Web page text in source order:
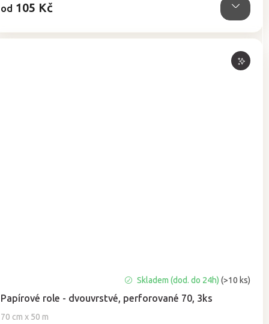
od 105 Kč
Papírové role - dvouvrstvé, perforované 70, 3ks
70 cm x 50 m
hodnocení
produktu
je
Skladem (dod. do 24h)(>10 ks)